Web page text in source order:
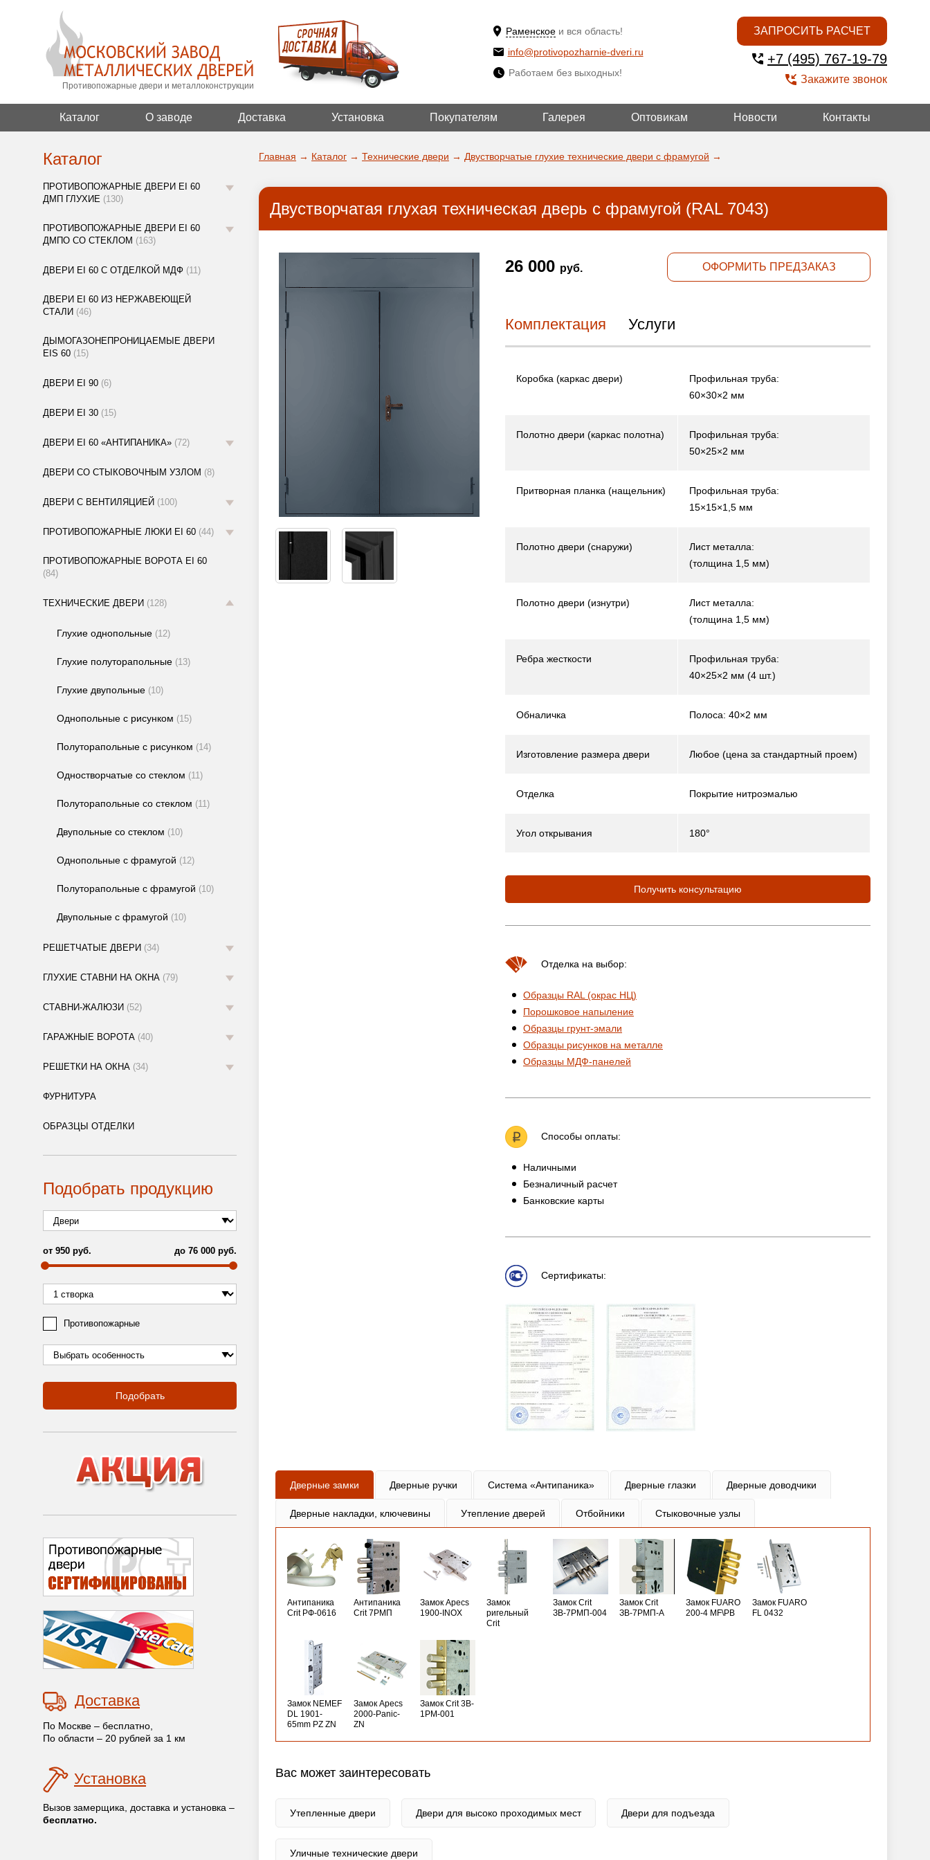
Противопожарные двери и металлоконструкции
Раменское и вся область!
ДА!
ВЫБРАТЬ ДРУГОЙ
info@protivopozharnie-dveri.ru
Работаем без выходных!
ЗАПРОСИТЬ РАСЧЕТ
+7 (495) 767-19-79
Закажите звонок
Каталог О заводе Доставка Установка Покупателям Галерея Оптовикам Новости Контакты
Каталог
ПРОТИВОПОЖАРНЫЕ ДВЕРИ EI 60
ДМП ГЛУХИЕ (130)
ПРОТИВОПОЖАРНЫЕ ДВЕРИ EI 60
ДМПО СО СТЕКЛОМ (163)
ДВЕРИ EI 60 С ОТДЕЛКОЙ МДФ (11)
ДВЕРИ EI 60 ИЗ НЕРЖАВЕЮЩЕЙ
СТАЛИ (46)
ДЫМОГАЗОНЕПРОНИЦАЕМЫЕ ДВЕРИ
EIS 60 (15)
ДВЕРИ EI 90 (6)
ДВЕРИ EI 30 (15)
ДВЕРИ EI 60 «АНТИПАНИКА» (72)
ДВЕРИ СО СТЫКОВОЧНЫМ УЗЛОМ (8)
ДВЕРИ С ВЕНТИЛЯЦИЕЙ (100)
ПРОТИВОПОЖАРНЫЕ ЛЮКИ EI 60 (44)
ПРОТИВОПОЖАРНЫЕ ВОРОТА EI 60
(84)
ТЕХНИЧЕСКИЕ ДВЕРИ (128)
Глухие однопольные (12)
Глухие полуторапольные (13)
Глухие двупольные (10)
Однопольные с рисунком (15)
Полуторапольные с рисунком (14)
Одностворчатые со стеклом (11)
Полуторапольные со стеклом (11)
Двупольные со стеклом (10)
Однопольные с фрамугой (12)
Полуторапольные с фрамугой (10)
Двупольные с фрамугой (10)
РЕШЕТЧАТЫЕ ДВЕРИ (34)
ГЛУХИЕ СТАВНИ НА ОКНА (79)
СТАВНИ-ЖАЛЮЗИ (52)
ГАРАЖНЫЕ ВОРОТА (40)
РЕШЕТКИ НА ОКНА (34)
ФУРНИТУРА
ОБРАЗЦЫ ОТДЕЛКИ
Подобрать продукцию
от 950 руб. до 76 000 руб.
Противопожарные
Подобрать
Доставка
По Москве – бесплатно,
По области – 20 рублей за 1 км
Установка
Вызов замерщика, доставка и установка –
бесплатно.
Главная → Каталог → Технические двери → Двустворчатые глухие технические двери с фрамугой →
Двустворчатая глухая техническая дверь с фрамугой (RAL 7043)
26 000 руб. ОФОРМИТЬ ПРЕДЗАКАЗ
Комплектация Услуги
Коробка (каркас двери)
Профильная труба:
60×30×2 мм
Полотно двери (каркас полотна)
Профильная труба:
50×25×2 мм
Притворная планка (нащельник)
Профильная труба:
15×15×1,5 мм
Полотно двери (снаружи)
Лист металла:
(толщина 1,5 мм)
Полотно двери (изнутри)
Лист металла:
(толщина 1,5 мм)
Ребра жесткости
Профильная труба:
40×25×2 мм (4 шт.)
Обналичка Полоса: 40×2 мм
Изготовление размера двери Любое (цена за стандартный проем)
Отделка Покрытие нитроэмалью
Угол открывания 180°
Получить консультацию
Отделка на выбор:
Образцы RAL (окрас НЦ)
Порошковое напыление
Образцы грунт-эмали
Образцы рисунков на металле
Образцы МДФ-панелей
Способы оплаты:
Наличными
Безналичный расчет
Банковские карты
Сертификаты:
Дверные замки Дверные ручки Система «Антипаника» Дверные глазки Дверные доводчики
Дверные накладки, ключевины Утепление дверей Отбойники Стыковочные узлы
Антипаника
Crit РФ-0616
Антипаника
Crit 7РМП
Замок Apecs
1900-INOX
Замок
ригельный
Crit
Замок Crit
ЗВ-7РМП-004
Замок Crit
ЗВ-7РМП-А
Замок FUARO
200-4 MF\РВ
Замок FUARO
FL 0432
Замок NEMEF
DL 1901-
65mm PZ ZN
Замок Apecs
2000-Panic-
ZN
Замок Crit 3B-
1PM-001
Вас может заинтересовать
Утепленные двери Двери для высоко проходимых мест Двери для подъезда
Уличные технические двери